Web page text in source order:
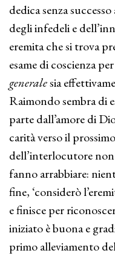
dedica senza
degli infedeli e
eremita che si trova
esame di coscienza
generalesia
Raimondo sembra di
parte dall’amore di
carità verso il
dell’interlocutore
fanno arrabbiare:
fine, ‘considerò
e finisce per
iniziato è buona e
primo alleviamento